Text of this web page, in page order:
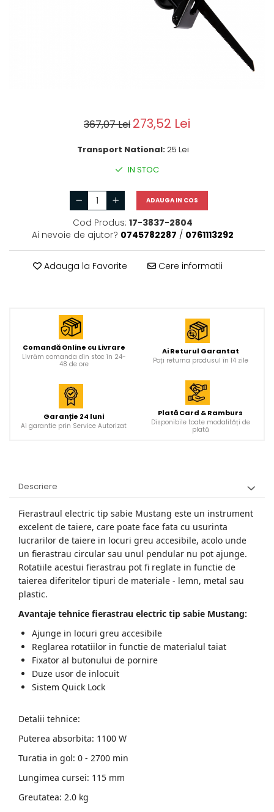
367,07 Lei 273,52 Lei
Transport National:25 Lei
IN STOC
ADAUGA IN COS
Cod Produs: 17-3837-2804
Ai nevoie de ajutor? 0745782287 / 0761113292
Adauga la Favorite Cere informatii
Comandă Online cu Livrare
Livrăm comanda din stoc în 24-
48 de ore
Ai Returul Garantat
Poți returna produsul în 14 zile
Garanție 24 luni
Ai garantie prin Service Autorizat
Plată Card & Ramburs
Disponibile toate modalități de
plată
Descriere
Fierastraul electric tip sabie Mustang este un instrument
excelent de taiere, care poate face fata cu usurinta
lucrarilor de taiere in locuri greu accesibile, acolo unde
un fierastrau circular sau unul pendular nu pot ajunge.
Rotatiile acestui fierastrau pot fi reglate in functie de
taierea diferitelor tipuri de materiale - lemn, metal sau
plastic.
Avantaje tehnice fierastrau electric tip sabie Mustang:
Ajunge in locuri greu accesibile
Reglarea rotatiilor in functie de materialul taiat
Fixator al butonului de pornire
Duze usor de inlocuit
Sistem Quick Lock
Detalii tehnice:
Puterea absorbita: 1100 W
Turatia in gol: 0 - 2700 min
Lungimea cursei: 115 mm
Greutatea: 2.0 kg